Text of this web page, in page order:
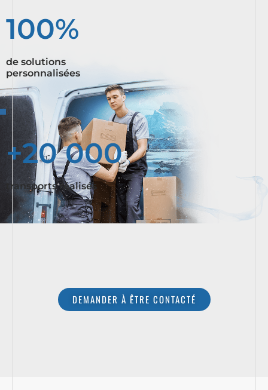
100%
de solutions
personnalisées
+20 000
transports réalisés
DEMANDER À ÊTRE CONTACTÉ